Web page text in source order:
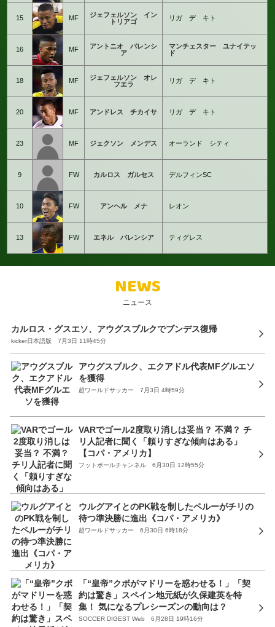
15 MF
ジェフェルソン イン
トリアゴ
リガ デ キト
16 MF
アントニオ バレンシ
ア
マンチェスター ユナイテッ
ド
18 MF
ジェフェルソン オレ
フエラ
リガ デ キト
20 MF アンドレス チカイサ リガ デ キト
23 MF ジェクソン メンデス オーランド シティ
9 FW カルロス ガルセス デルフィンSC
10 FW アンヘル メナ レオン
13 FW エネル バレンシア ティグレス
NEWS
ニュース
カルロス・グスエソ、アウグスブルクでブンデス復帰
kicker日本語版 7月3日 11時45分
アウグスブルク、エクアドル代表MFグルエソ
を獲得
超ワールドサッカー 7月3日 4時59分
VARでゴール2度取り消しは妥当？ 不満？ チ
リ人記者に聞く「頼りすぎな傾向はある」
【コパ・アメリカ】
フットボールチャンネル 6月30日 12時55分
ウルグアイとのPK戦を制したペルーがチリの
待つ準決勝に進出《コパ・アメリカ》
超ワールドサッカー 6月30日 6時18分
「“皇帝”クボがマドリーを惑わせる！」「契
約は驚き」スペイン地元紙が久保建英を特
集！ 気になるプレシーズンの動向は？
SOCCER DIGEST Web 6月28日 19時16分